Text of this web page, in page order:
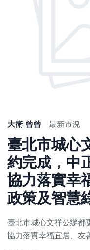
大衛 曾曾 最新市況
臺北市城心
約完成，中
協力落實幸
政策及智慧
臺北市城心文祥公辦都
協力落實幸福宜居、友